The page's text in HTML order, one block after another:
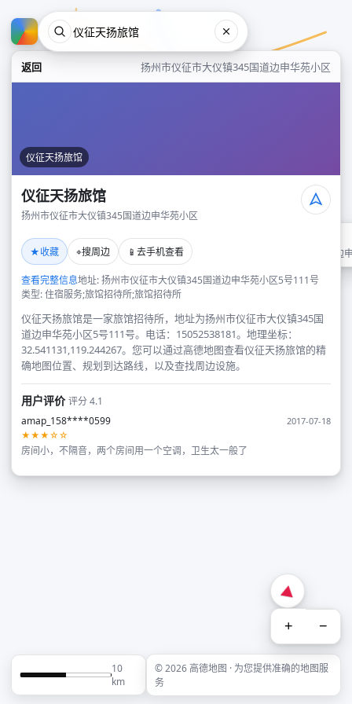
返回 扬州市仪征市大仪镇345国道边申华苑小区
仪征天扬旅馆
仪征天扬旅馆
扬州市仪征市大仪镇345国道边申华苑小区
★收藏 ⌖搜周边 📱 去手机查看
查看完整信息地址: 扬州市仪征市大仪镇345国道边申华苑小区5号111号
类型: 住宿服务;旅馆招待所;旅馆招待所
仪征天扬旅馆是一家旅馆招待所，地址为扬州市仪征市大仪镇345国
道边申华苑小区5号111号。电话：15052538181。地理坐标：
32.541131,119.244267。您可以通过高德地图查看仪征天扬旅馆的精
确地图位置、规划到达路线，以及查找周边设施。
用户评价评分 4.1
amap_158****0599
2017-07-18
★★★☆☆
房间小，不隔音，两个房间用一个空调，卫生太一般了
扬州市仪征市大仪镇345国道边
+ −
10
km
© 2026 高德地图 · 为您提供准确的地图服
务